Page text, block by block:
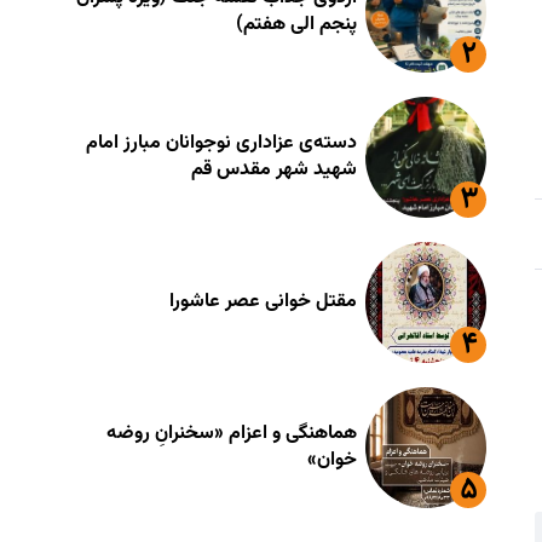
پنجم الی هفتم)
دسته‌ی عزاداری نوجوانان مبارز امام
شهید شهر مقدس قم
مقتل خوانی عصر عاشورا
هماهنگی و اعزام «سخنرانِ روضه
خوان»